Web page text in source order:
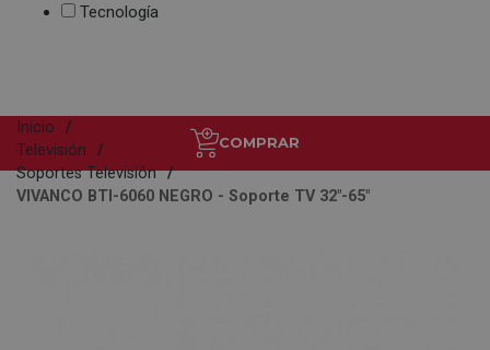
Tecnología
COMPRAR
Inicio
Televisión
Soportes Televisión
VIVANCO BTI-6060 NEGRO - Soporte TV 32"-65"